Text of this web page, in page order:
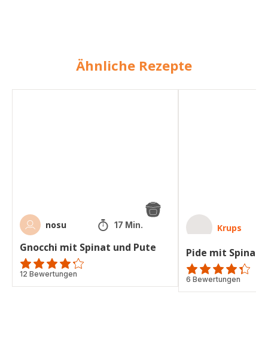
Ähnliche Rezepte
nosu 17 Min.
Gnocchi mit Spinat und Pute
ratings.4.2
12 Bewertungen
Krups
Pide mit Spinat
ratings.4.3
6 Bewertungen